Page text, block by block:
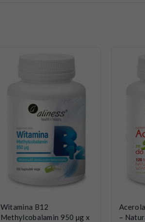
Witamina B12
Methylcobalamin 950 µg x
–